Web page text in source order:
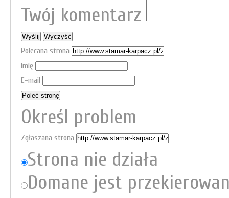
Twój komentarz
Polecana strona
Imię
E-mail
Określ problem
Zgłaszana strona
Strona nie działa
Domane jest